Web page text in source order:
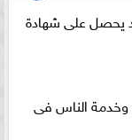
يحصل على شهادة
وخدمة الناس فى